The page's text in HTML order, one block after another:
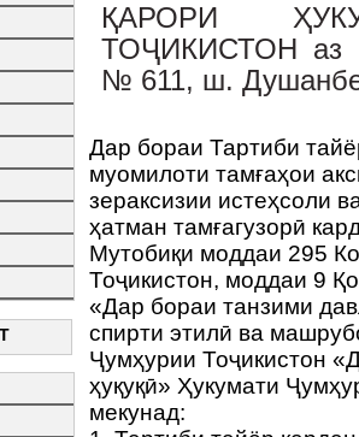
ҚАРОРИ
ТОҶИКИСТОН аз
№ 611, ш.
Дар бораи Тартиби
муомилоти тамғаҳои
зераксизии истеҳсоли
ҳатман тамғагузорӣ
Мутобиқи моддаи 295
Тоҷикистон, моддаи 9
«Дар бораи танзими
спирти этилӣ ва
Ҷумҳурии Тоҷикистон
ҳуқуқӣ» Ҳукумати
мекунад: